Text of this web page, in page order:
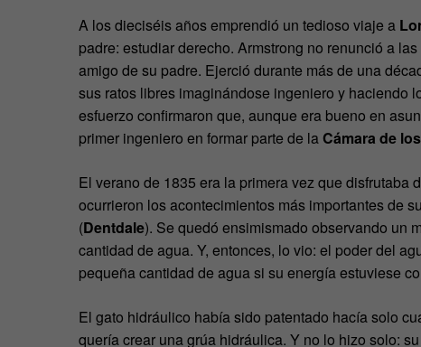
A los dieciséis años emprendió un tedioso viaje a
padre: estudiar derecho. Armstrong no renunció a
amigo de su padre. Ejerció durante más de una
sus ratos libres imaginándose ingeniero y haciendo
esfuerzo confirmaron que, aunque era bueno en
primer ingeniero en formar parte de laCámara de
El verano de 1835 era la primera vez que
ocurrieron los acontecimientos más importantes de
(Dentdale). Se quedó ensimismado observando un
cantidad de agua. Y, entonces, lo vio: el poder del
pequeña cantidad de agua si su energía estuviese
El gato hidráulico había sido patentado hacía solo
quería crear una grúa hidráulica. Y no lo hizo solo: